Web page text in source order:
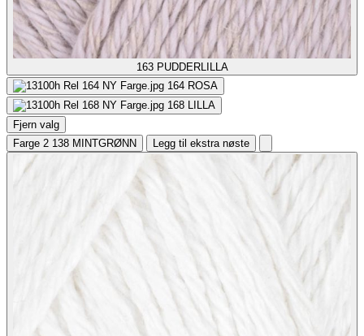
163 PUDDERLILLA
164 ROSA
168 LILLA
Fjern valg
Farge 2 138 MINTGRØNN Legg til ekstra nøste